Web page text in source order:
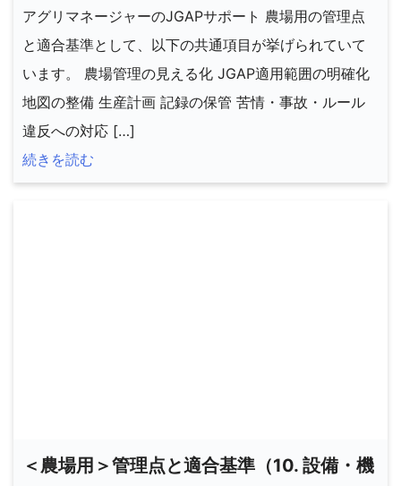
アグリマネージャーのJGAPサポート 農場用の管理点
と適合基準として、以下の共通項目が挙げられていて
います。 農場管理の見える化 JGAP適用範囲の明確化
地図の整備 生産計画 記録の保管 苦情・事故・ルール
違反への対応 […]
続きを読む
＜農場用＞管理点と適合基準（10. 設備・機